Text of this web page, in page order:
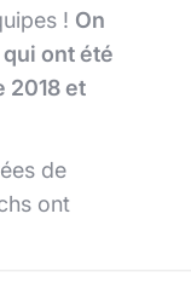
! On
ont été
2018 et
de
ont